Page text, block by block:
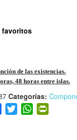
favoritos
de las existencias.
48 horas entre islas.
Categorías:
F
a
T
wi
W
h
Pr
in